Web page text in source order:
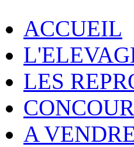
ACCUEIL
LES
A